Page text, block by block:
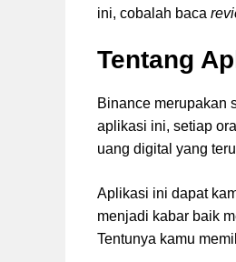
ini, cobalah baca
Tentang
Binance merupakan
aplikasi ini, setiap
uang digital yang
Aplikasi ini dapat
menjadi kabar baik
Tentunya kamu